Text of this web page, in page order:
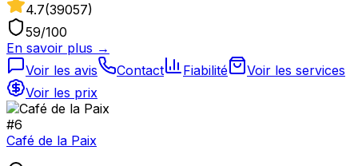
4.7(39057)
59/100
En savoir plus →
Voir les avis
Contact Fiabilité
Voir les services
Voir les prix
#6
Café de la Paix